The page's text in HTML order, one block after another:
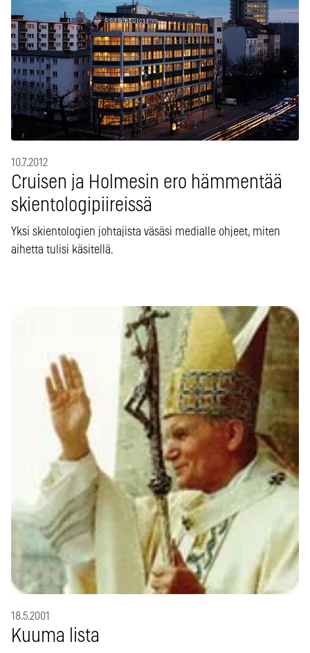
10.7.2012
Cruisen ja Holmesin ero hämmentää
skientologipiireissä
Yksi skientologien johtajista väsäsi medialle ohjeet, miten
aihetta tulisi käsitellä.
18.5.2001
Kuuma lista